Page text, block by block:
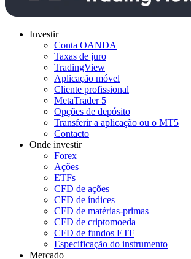
Investir
Conta OANDA
Taxas de juro
TradingView
Aplicação móvel
Cliente profissional
MetaTrader 5
Opções de depósito
Transferir a aplicação ou o MT5
Contacto
Onde investir
Forex
Ações
ETFs
CFD de ações
CFD de índices
CFD de matérias-primas
CFD de criptomoeda
CFD de fundos ETF
Especificação do instrumento
Mercado